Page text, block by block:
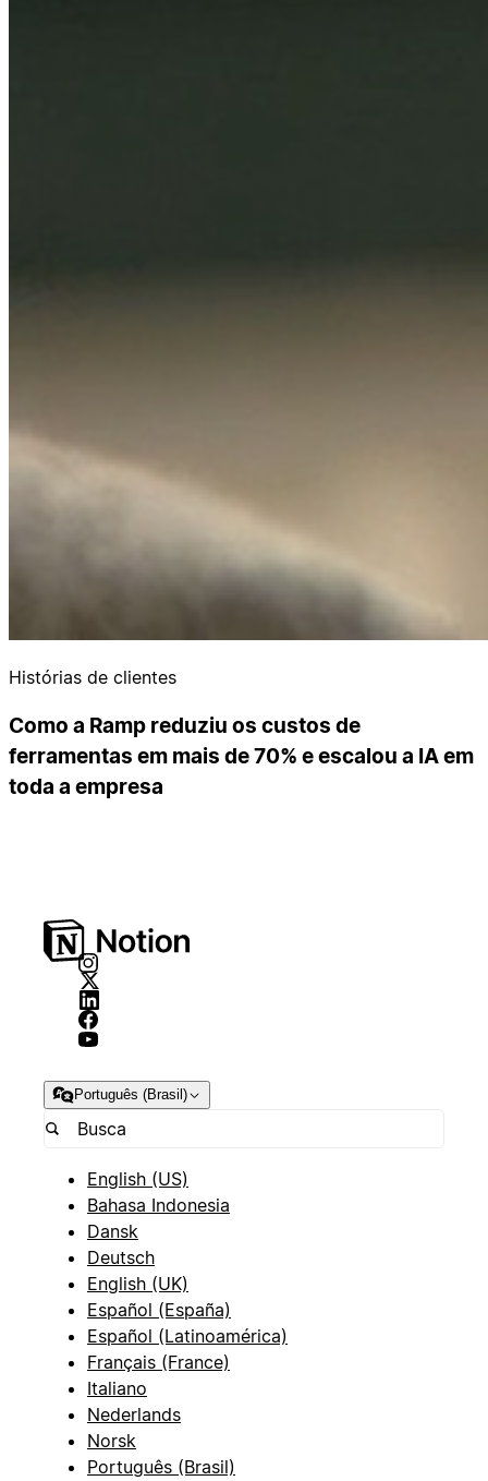
Histórias de clientes
Como a Ramp reduziu os custos de
ferramentas em mais de 70% e escalou a IA em
toda a empresa
Português (Brasil)
English (US)
Bahasa Indonesia
Dansk
Deutsch
English (UK)
Español (España)
Español (Latinoamérica)
Français (France)
Italiano
Nederlands
Norsk
Português (Brasil)